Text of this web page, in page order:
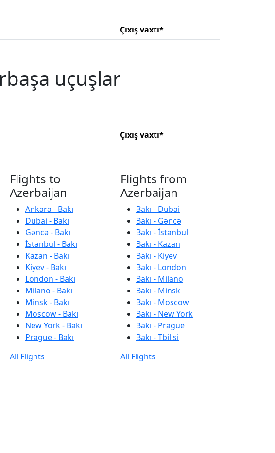
Çıxış vaxtı*
uçuşlar
Çıxış vaxtı*
Flights to
Azerbaijan
Ankara - Bakı
Dubai - Bakı
Gəncə - Bakı
İstanbul - Bakı
Kazan - Bakı
Kiyev - Bakı
London - Bakı
Milano - Bakı
Minsk - Bakı
Moscow - Bakı
New York - Bakı
Prague - Bakı
All Flights
Flights from
Azerbaijan
Bakı - Dubai
Bakı - Gəncə
Bakı - İstanbul
Bakı - Kazan
Bakı - Kiyev
Bakı - London
Bakı - Milano
Bakı - Minsk
Bakı - Moscow
Bakı - New York
Bakı - Prague
Bakı - Tbilisi
All Flights